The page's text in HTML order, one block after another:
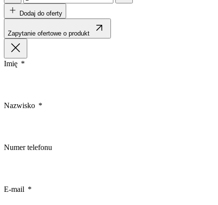
Dodaj do oferty
Zapytanie ofertowe o produkt
Imię
Nazwisko
Numer telefonu
E-mail